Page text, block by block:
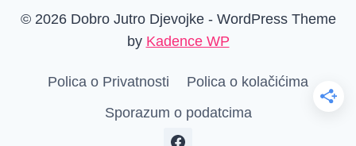
© 2026 Dobro Jutro Djevojke - WordPress Theme
by Kadence WP
Polica o Privatnosti
Polica o kolačićima
Sporazum o podatcima